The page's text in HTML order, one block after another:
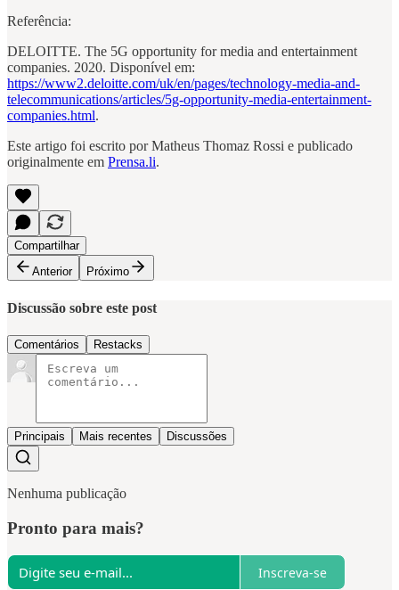
Referência:
DELOITTE. The 5G opportunity for media and entertainment
companies. 2020. Disponível em:
https://www2.deloitte.com/uk/en/pages/technology-media-and-
telecommunications/articles/5g-opportunity-media-entertainment-
companies.html.
Este artigo foi escrito por Matheus Thomaz Rossi e publicado
originalmente em Prensa.li.
Compartilhar
Anterior
Próximo
Discussão sobre este post
Comentários Restacks
Principais Mais recentes Discussões
Nenhuma publicação
Pronto para mais?
Inscreva-se